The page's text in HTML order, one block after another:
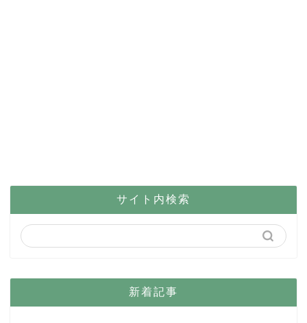
サイト内検索
新着記事